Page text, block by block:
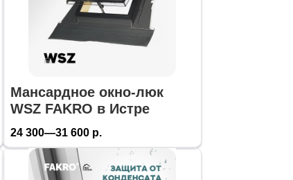
Мансардное окно-люк
WSZ FAKRO в Истре
24 300—31 600 р.